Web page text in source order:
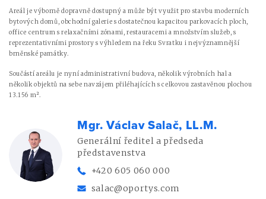
Areál je výborně dopravně dostupný a může být využit pro stavbu moderních
bytových domů, obchodní galerie s dostatečnou kapacitou parkovacích ploch,
office centrum s relaxačními zónami, restauracemi a množstvím služeb, s
reprezentativními prostory s výhledem na řeku Svratku i nejvýznamnější
brněnské památky.
Součástí areálu je nyní administrativní budova, několik výrobních hal a
několik objektů na sebe navzájem přiléhajících s celkovou zastavěnou plochou
13.156 m².
Mgr. Václav Salač, LL.M.
Generální ředitel a předseda
představenstva
+420 605 060 000
salac@oportys.com